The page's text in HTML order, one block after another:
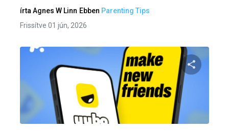
írta Agnes W Linn Ebben Parenting Tips
Frissítve 01 jún, 2026